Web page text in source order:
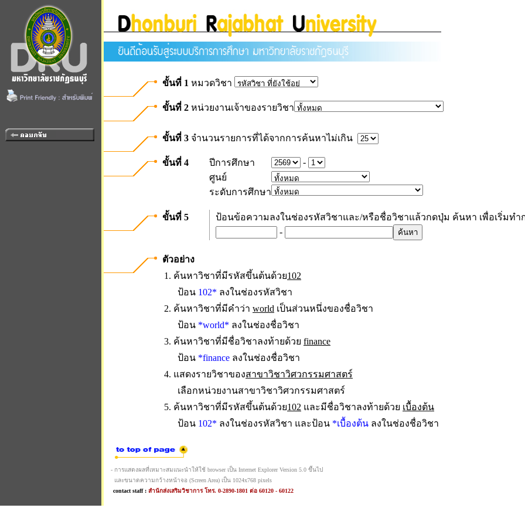
ขั้นที่ 1 หมวดวิชา
ขั้นที่ 2 หน่วยงานเจ้าของรายวิชา
ขั้นที่ 3 จำนวนรายการที่ได้จากการค้นหาไม่เกิน
ขั้นที่ 4 ปีการศึกษา
-
ศูนย์
ระดับการศึกษา
ขั้นที่ 5
ป้อนข้อความลงในช่องรหัสวิชาและ/หรือชื่อวิชาแล้วกดปุ่ม ค้นหา เพื่อเริ่มทำ
-
ตัวอย่าง
1. ค้นหาวิชาที่มีรหัสขึ้นต้นด้วย102
ป้อน 102* ลงในช่องรหัสวิชา
2. ค้นหาวิชาที่มีคำว่า world เป็นส่วนหนึ่งของชื่อวิชา
ป้อน *world* ลงในช่องชื่อวิชา
3. ค้นหาวิชาที่มีชื่อวิชาลงท้ายด้วย finance
ป้อน *finance ลงในช่องชื่อวิชา
4. แสดงรายวิชาของสาขาวิชาวิศวกรรมศาสตร์
เลือกหน่วยงานสาขาวิชาวิศวกรรมศาสตร์
5. ค้นหาวิชาที่มีรหัสขึ้นต้นด้วย102 และมีชื่อวิชาลงท้ายด้วย เบื้องต้น
ป้อน 102* ลงในช่องรหัสวิชา และป้อน *เบื้องต้น ลงในช่องชื่อวิชา
- การแสดงผลที่เหมาะสมแนะนำให้ใช้ browser เป็น Internet Explorer Version 5.0 ขึ้นไป
และขนาดความกว้างหน้าจอ (Screen Area) เป็น 1024x768 pixels
contact staff : สำนักส่งเสริมวิชาการ โทร. 0-2890-1801 ต่อ 60120 - 60122